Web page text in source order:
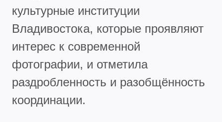
культурные институции
Владивостока, которые проявляют
интерес к современной
фотографии, и отметила
раздробленность и разобщённость
координации.